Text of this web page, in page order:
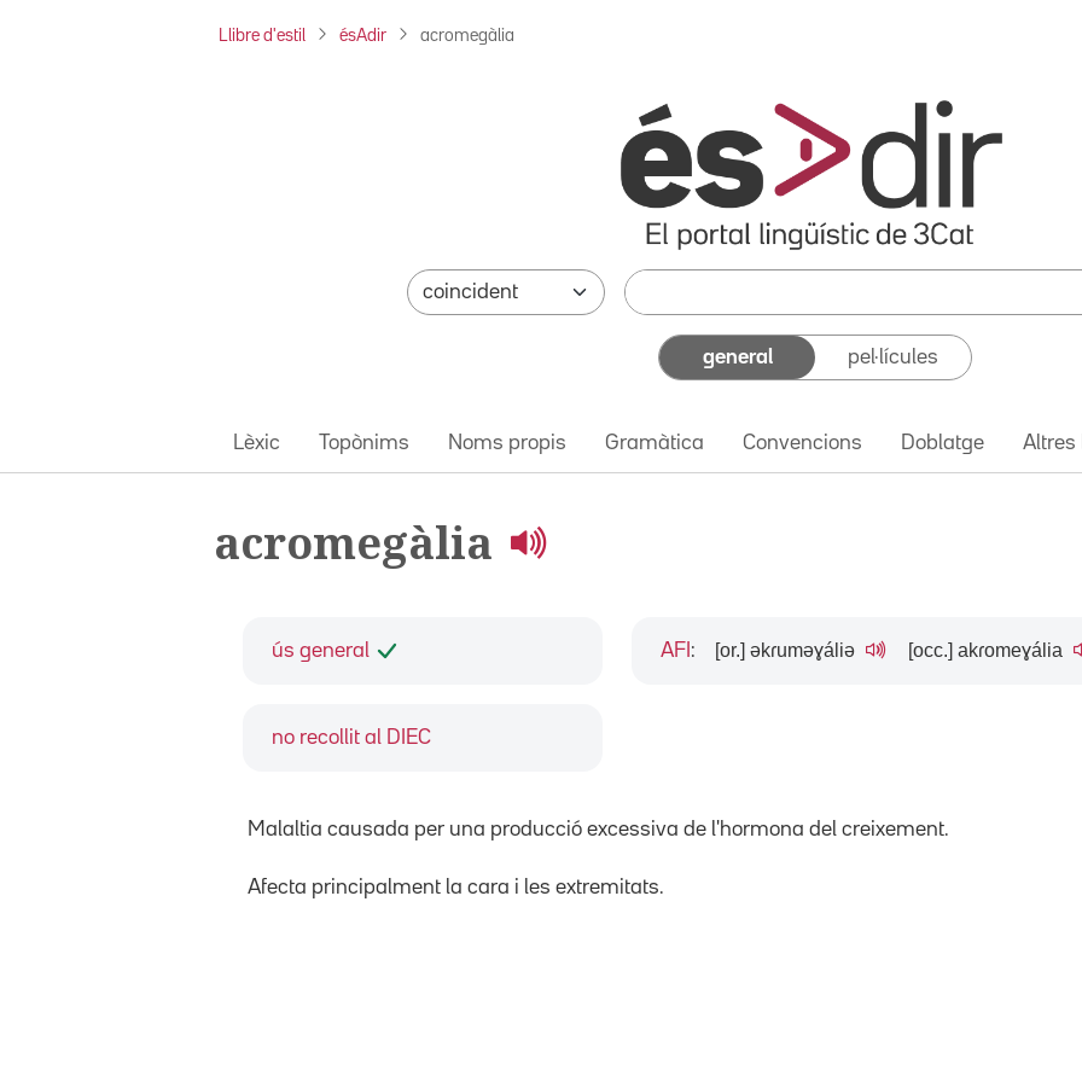
Llibre d'estil ésAdir acromegàlia
general pel·lícules
Lèxic Topònims Noms propis Gramàtica Convencions Doblatge Altres
acromegàlia
ús general
no recollit al DIEC
AFI : [or.] əkɾuməɣáliə [occ.] akɾomeɣália
Malaltia causada per una producció excessiva de l'hormona del creixement.
Afecta principalment la cara i les extremitats.